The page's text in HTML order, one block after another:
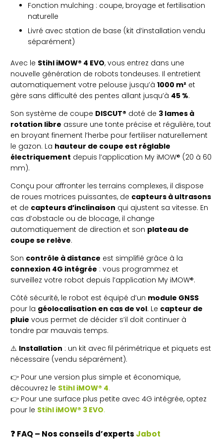
Fonction mulching : coupe, broyage et fertilisation
naturelle
Livré avec station de base (kit d’installation vendu
séparément)
Avec le Stihl iMOW® 4 EVO, vous entrez dans une
nouvelle génération de robots tondeuses. Il entretient
automatiquement votre pelouse jusqu’à 1000 m² et
gère sans difficulté des pentes allant jusqu’à 45 %.
Son système de coupe DISCUT® doté de 3 lames à
rotation libre assure une tonte précise et régulière, tout
en broyant finement l’herbe pour fertiliser naturellement
le gazon. La hauteur de coupe est réglable
électriquement depuis l’application My iMOW® (20 à 60
mm).
Conçu pour affronter les terrains complexes, il dispose
de roues motrices puissantes, de capteurs à ultrasons
et de capteurs d’inclinaison qui ajustent sa vitesse. En
cas d’obstacle ou de blocage, il change
automatiquement de direction et son plateau de
coupe se relève.
Son contrôle à distance est simplifié grâce à la
connexion 4G intégrée : vous programmez et
surveillez votre robot depuis l’application My iMOW®.
Côté sécurité, le robot est équipé d’un module GNSS
pour la géolocalisation en cas de vol. Le capteur de
pluie vous permet de décider s’il doit continuer à
tondre par mauvais temps.
⚠️ Installation : un kit avec fil périmétrique et piquets est
nécessaire (vendu séparément).
👉 Pour une version plus simple et économique,
découvrez le Stihl iMOW® 4.
👉 Pour une surface plus petite avec 4G intégrée, optez
pour le Stihl iMOW® 3 EVO.
❓ FAQ – Nos conseils d’experts Jabot